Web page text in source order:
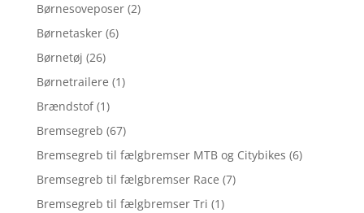
Børnesoveposer (2)
Børnetasker (6)
Børnetøj (26)
Børnetrailere (1)
Brændstof (1)
Bremsegreb (67)
Bremsegreb til fælgbremser MTB og Citybikes (6)
Bremsegreb til fælgbremser Race (7)
Bremsegreb til fælgbremser Tri (1)